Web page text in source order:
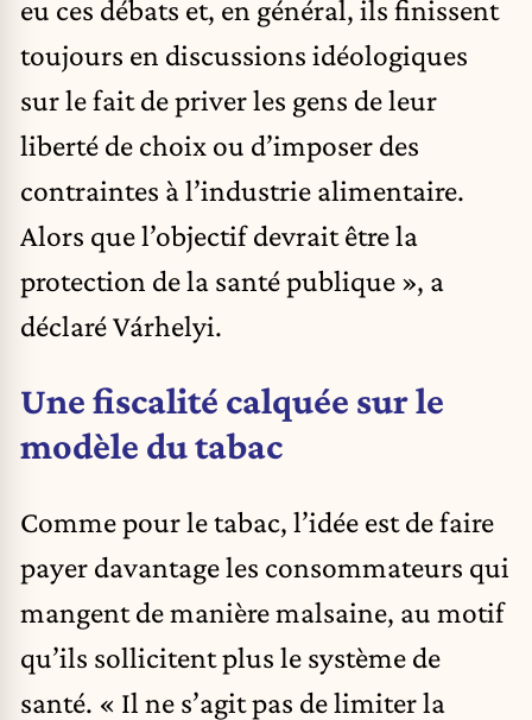
eu ces débats et, en général, ils finissent
toujours en discussions idéologiques
sur le fait de priver les gens de leur
liberté de choix ou d’imposer des
contraintes à l’industrie alimentaire.
Alors que l’objectif devrait être la
protection de la santé publique », a
déclaré Várhelyi.
Une fiscalité calquée sur le
modèle du tabac
Comme pour le tabac, l’idée est de faire
payer davantage les consommateurs qui
mangent de manière malsaine, au motif
qu’ils sollicitent plus le système de
santé. « Il ne s’agit pas de limiter la